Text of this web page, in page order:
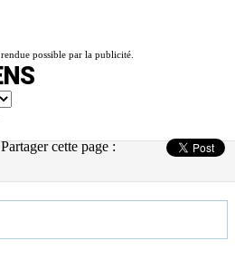
possible par la publicité.
Partager cette page :